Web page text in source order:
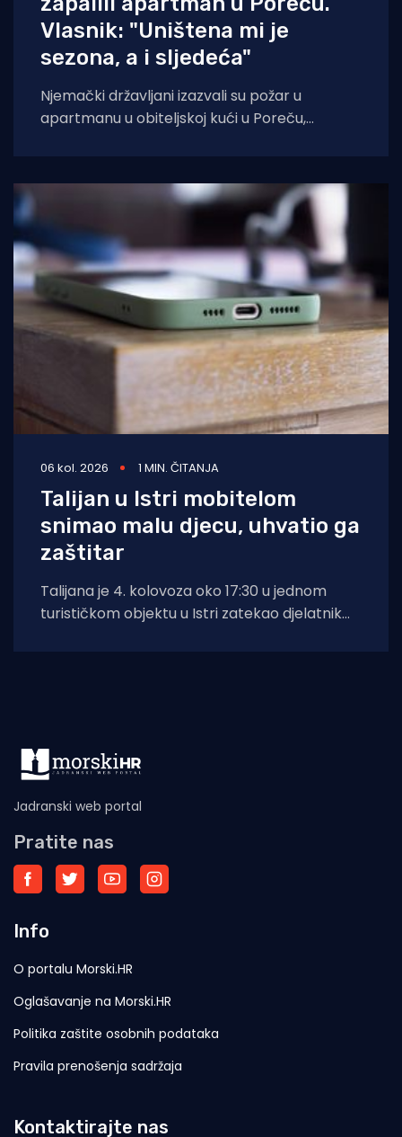
Vlasnik: "Uništena mi je
sezona, a i sljedeća"
Njemački državljani izazvali su požar u
apartmanu u obiteljskoj kući u Poreču,
06 kol. 2026 1 MIN. ČITANJA
Talijan u Istri mobitelom
snimao malu djecu, uhvatio ga
zaštitar
Talijana je 4. kolovoza oko 17:30 u jednom
turističkom objektu u Istri zatekao djelatnik
Jadranski web portal
Pratite nas
Info
O portalu Morski.HR
Oglašavanje na Morski.HR
Politika zaštite osobnih podataka
Pravila prenošenja sadržaja
Kontaktirajte nas